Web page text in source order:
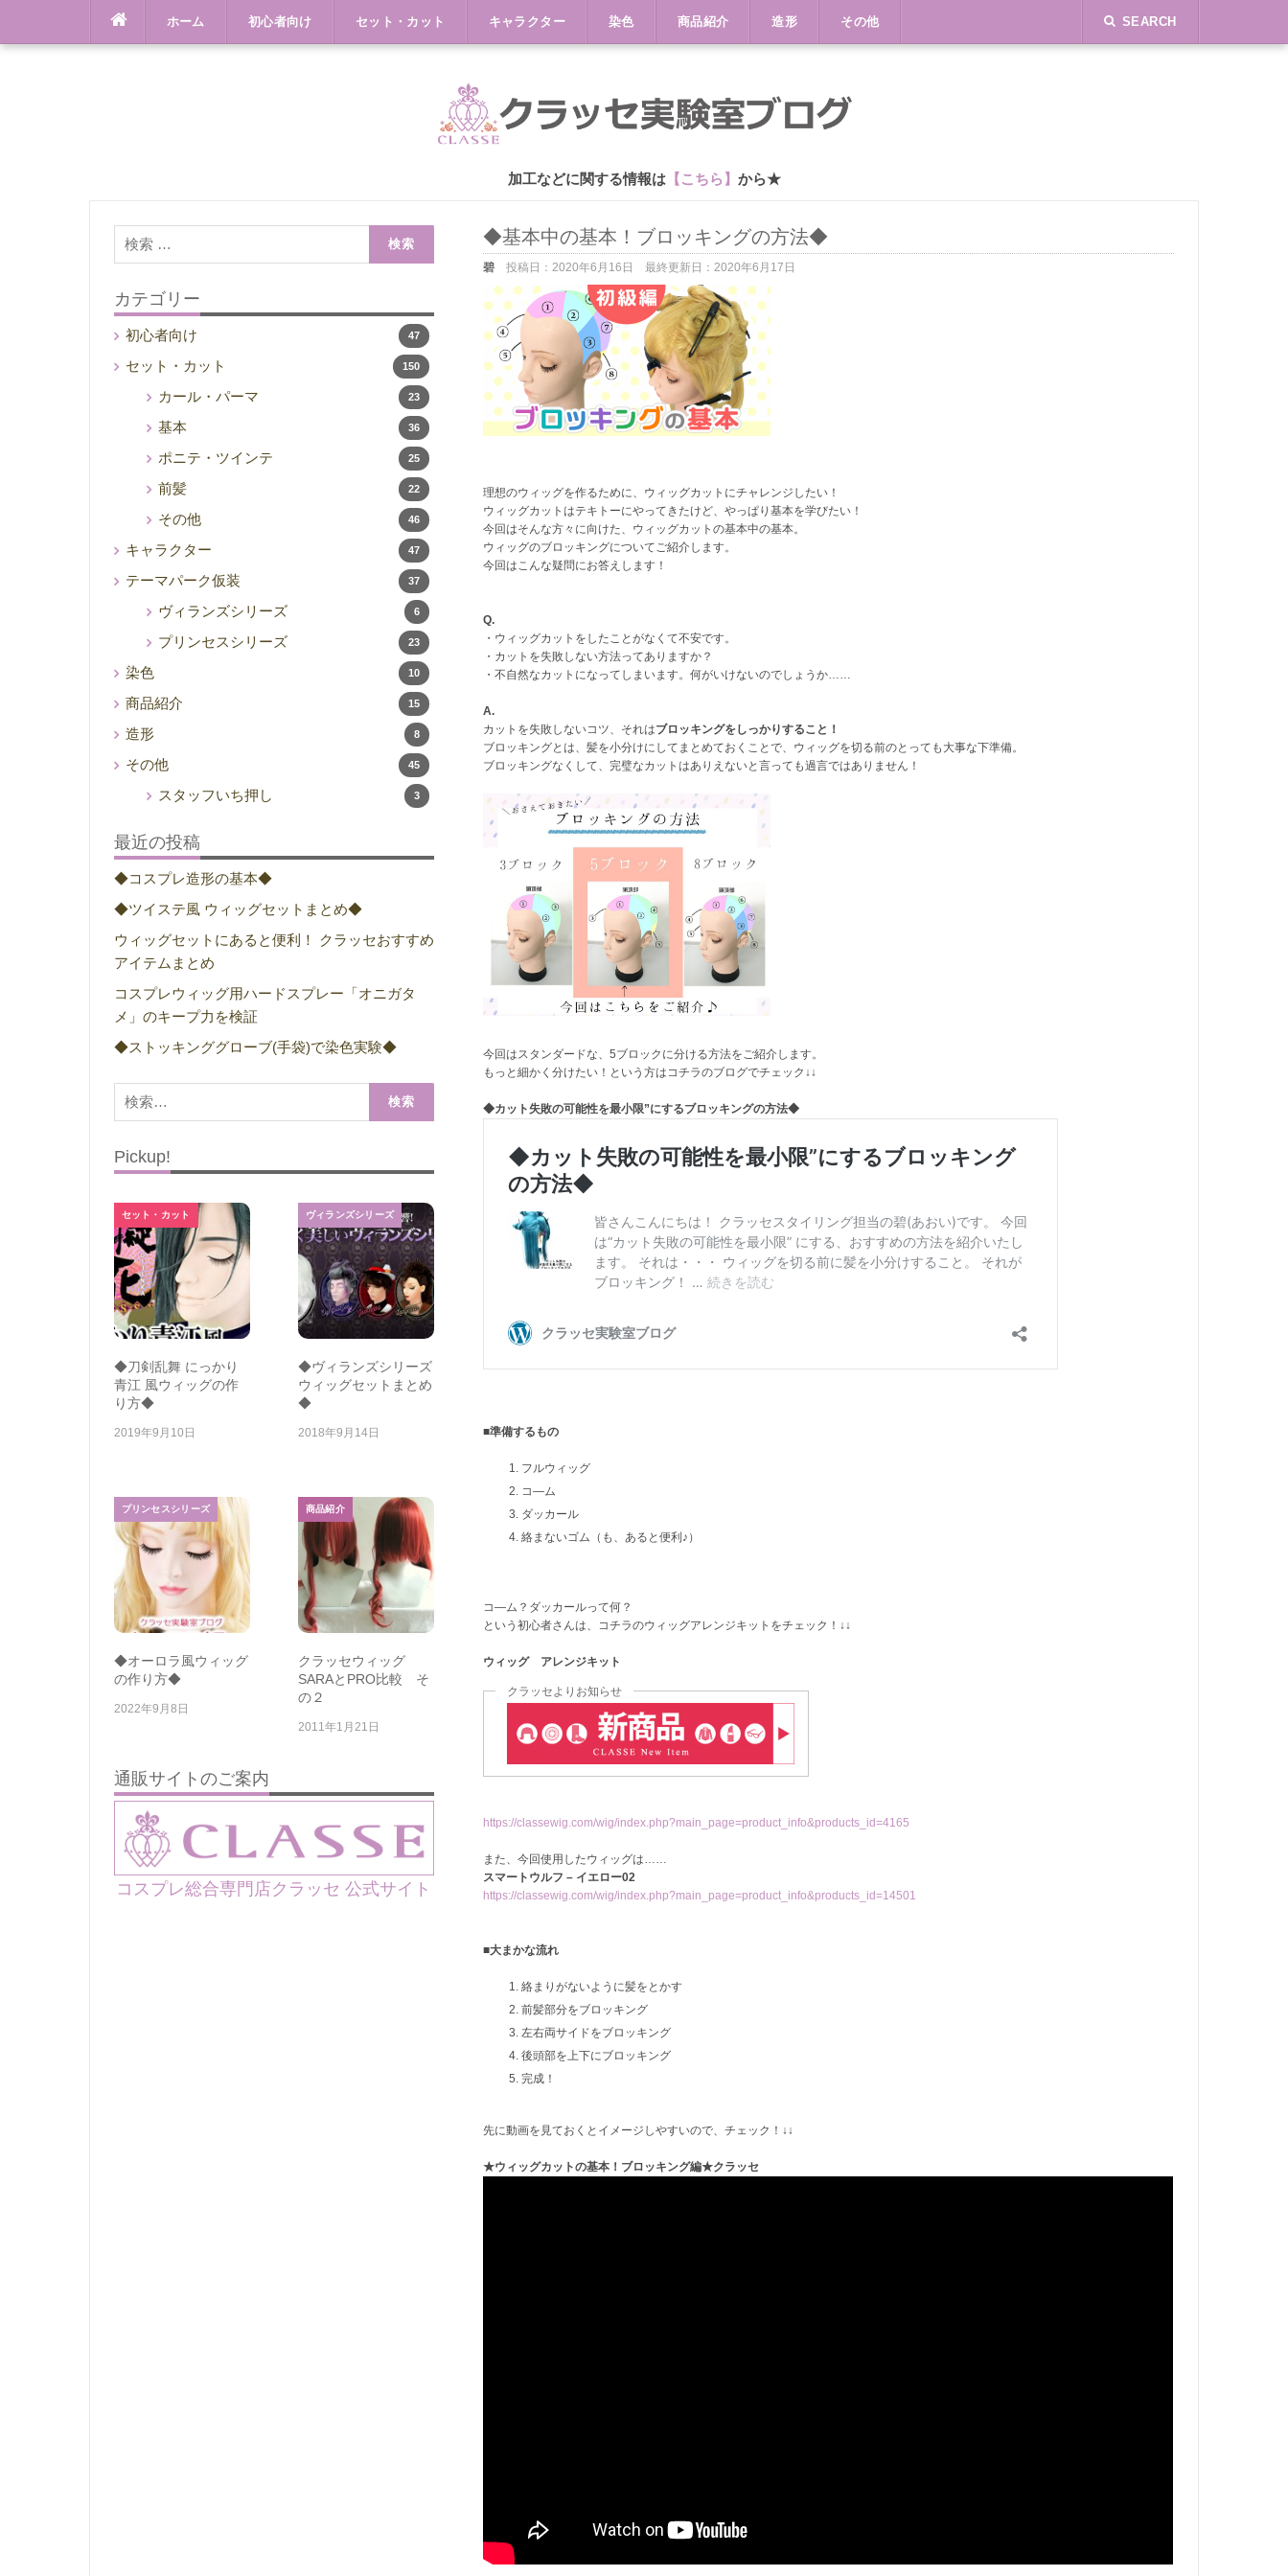
content
ホーム 初心者向け セット・カット キャラクター 染色 商品紹介 造形 その他 SEARCH
加工などに関する情報は【こちら】 から★
◆基本中の基本！ブロッキングの方法◆
碧 投稿日：2020年6月16日 最終更新日：2020年6月17日
理想のウィッグを作るために、ウィッグカットにチャレンジしたい！
ウィッグカットはテキトーにやってきたけど、やっぱり基本を学びたい！
今回はそんな方々に向けた、ウィッグカットの基本中の基本。
ウィッグのブロッキングについてご紹介します。
今回はこんな疑問にお答えします！
Q.
・ウィッグカットをしたことがなくて不安です。
・カットを失敗しない方法ってありますか？
・不自然なカットになってしまいます。何がいけないのでしょうか……
A.
カットを失敗しないコツ、それはブロッキングをしっかりすること！
ブロッキングとは、髪を小分けにしてまとめておくことで、ウィッグを切る前のとっても大事な下準備。
ブロッキングなくして、完璧なカットはありえないと言っても過言ではありません！
今回はスタンダードな、5ブロックに分ける方法をご紹介します。
もっと細かく分けたい！という方はコチラのブログでチェック↓↓
◆カット失敗の可能性を最小限”にするブロッキングの方法◆
■準備するもの
フルウィッグ
コ―ム
ダッカール
絡まないゴム（も、あると便利♪）
コ―ム？ダッカールって何？
という初心者さんは、コチラのウィッグアレンジキットをチェック！↓↓
ウィッグ アレンジキット
クラッセよりお知らせ
https://classewig.com/wig/index.php?main_page=product_info&products_id=4165
また、今回使用したウィッグは……
スマートウルフ – イエロー02
https://classewig.com/wig/index.php?main_page=product_info&products_id=14501
■大まかな流れ
絡まりがないように髪をとかす
前髪部分をブロッキング
左右両サイドをブロッキング
後頭部を上下にブロッキング
完成！
先に動画を見ておくとイメージしやすいので、チェック！↓↓
★ウィッグカットの基本！ブロッキング編★クラッセ
索:
カテゴリー
初心者向け 47
セット・カット 150
カール・パーマ 23
基本 36
ポニテ・ツインテ 25
前髪 22
その他 46
キャラクター 47
テーマパーク仮装 37
ヴィランズシリーズ 6
プリンセスシリーズ 23
染色 10
商品紹介 15
造形 8
その他 45
スタッフいち押し 3
最近の投稿
◆コスプレ造形の基本◆
◆ツイステ風 ウィッグセットまとめ◆
ウィッグセットにあると便利！ クラッセおすすめ
アイテムまとめ
コスプレウィッグ用ハードスプレー「オニガタ
メ」のキープ力を検証
◆ストッキンググローブ(手袋)で染色実験◆
索:
Pickup!
セット・カット
◆刀剣乱舞 にっかり
青江 風ウィッグの作
り方◆
2019年9月10日
ヴィランズシリーズ
◆ヴィランズシリーズ
ウィッグセットまとめ
◆
2018年9月14日
プリンセスシリーズ
◆オーロラ風ウィッグ
の作り方◆
2022年9月8日
商品紹介
クラッセウィッグ
SARAとPRO比較 そ
の２
2011年1月21日
通販サイトのご案内
コスプレ総合専門店クラッセ 公式サイト